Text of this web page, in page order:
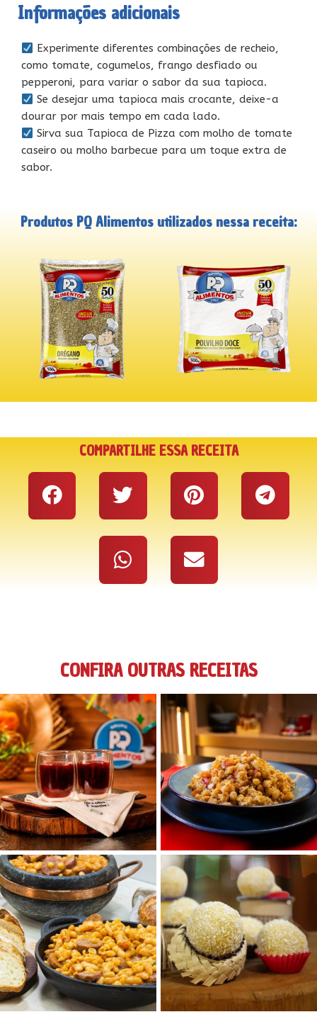
Informações adicionais
Experimente diferentes combinações de recheio,
como tomate, cogumelos, frango desfiado ou
pepperoni, para variar o sabor da sua tapioca.
Se desejar uma tapioca mais crocante, deixe-a
dourar por mais tempo em cada lado.
Sirva sua Tapioca de Pizza com molho de tomate
caseiro ou molho barbecue para um toque extra de
sabor.
Produtos PQ Alimentos utilizados nessa receita:
COMPARTILHE ESSA RECEITA
CONFIRA OUTRAS RECEITAS